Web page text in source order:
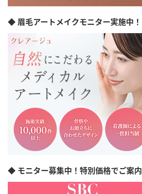
◆ 眉毛アートメイクモニター実施中！
◆ モニター募集中！特別価格でご案内